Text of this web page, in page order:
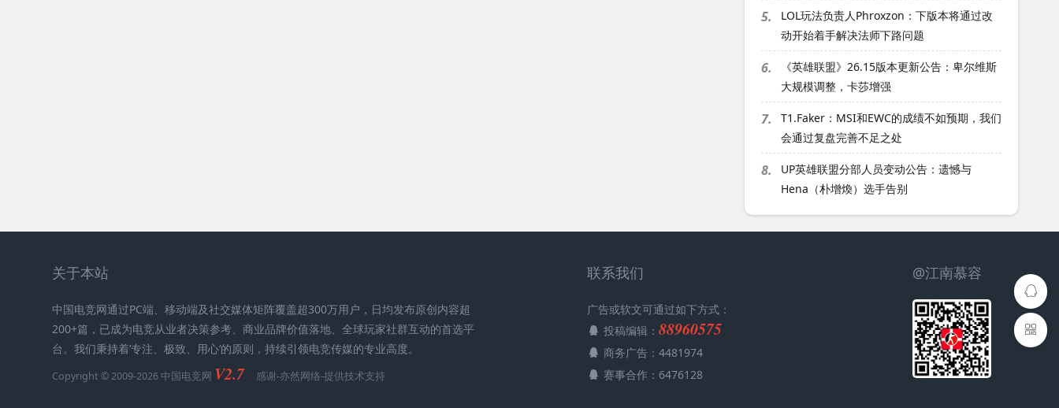
5.
LOL玩法负责人Phroxzon：下版本将通过改
动开始着手解决法师下路问题
6.
《英雄联盟》26.15版本更新公告：卑尔维斯
大规模调整，卡莎增强
7.
T1.Faker：MSI和EWC的成绩不如预期，我们
会通过复盘完善不足之处
8.
UP英雄联盟分部人员变动公告：遗憾与
Hena（朴增煥）选手告别
关于本站
中国电竞网通过PC端、移动端及社交媒体矩阵覆盖超300万用户，日均发布原创内容超
200+篇，已成为电竞从业者决策参考、商业品牌价值落地、全球玩家社群互动的首选平
台。我们秉持着’专注、极致、用心‘的原则，持续引领电竞传媒的专业高度。
Copyright © 2009-2026 中国电竞网 V2.7 感谢-亦然网络-提供技术支持
联系我们
广告或软文可通过如下方式：
投稿编辑： 88960575
商务广告：4481974
赛事合作：6476128
@江南慕容